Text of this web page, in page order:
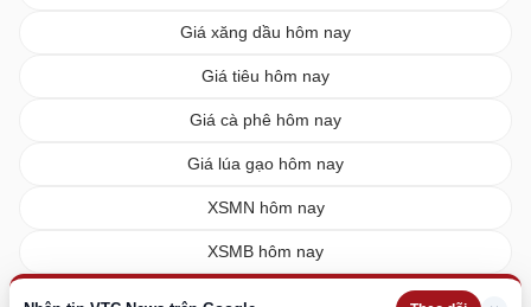
Giá xăng dầu hôm nay
Giá tiêu hôm nay
Giá cà phê hôm nay
Giá lúa gạo hôm nay
XSMN hôm nay
XSMB hôm nay